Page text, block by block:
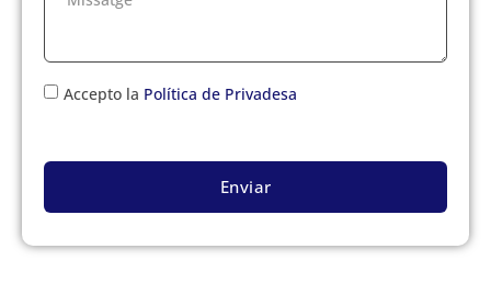
Accepto la Política de Privadesa
Enviar